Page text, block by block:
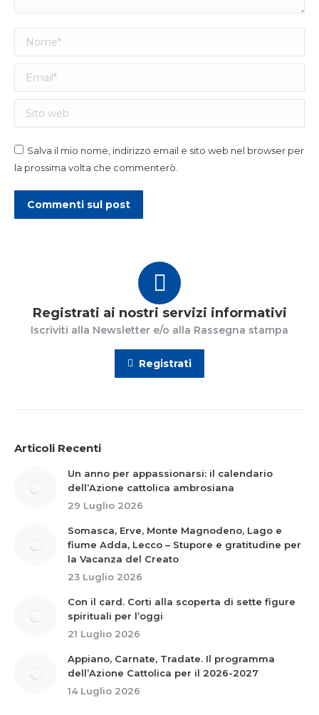
Nome *
Email *
Sito web
Salva il mio nome, indirizzo email e sito web nel browser per
la prossima volta che commenterò.
Commenti sul post
Registrati ai nostri servizi informativi
Iscriviti alla Newsletter e/o alla Rassegna stampa
Registrati
Articoli Recenti
Un anno per appassionarsi: il calendario
dell’Azione cattolica ambrosiana
29 Luglio 2026
Somasca, Erve, Monte Magnodeno, Lago e
fiume Adda, Lecco – Stupore e gratitudine per
la Vacanza del Creato
23 Luglio 2026
Con il card. Corti alla scoperta di sette figure
spirituali per l’oggi
21 Luglio 2026
Appiano, Carnate, Tradate. Il programma
dell’Azione Cattolica per il 2026-2027
14 Luglio 2026